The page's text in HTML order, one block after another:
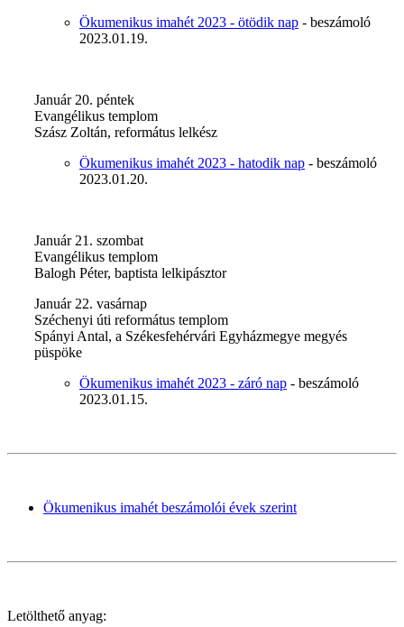
Ökumenikus imahét 2023 - ötödik nap - beszámoló
2023.01.19.
Január 20. péntek
Evangélikus templom
Szász Zoltán, református lelkész
Ökumenikus imahét 2023 - hatodik nap - beszámoló
2023.01.20.
Január 21. szombat
Evangélikus templom
Balogh Péter, baptista lelkipásztor
Január 22. vasárnap
Széchenyi úti református templom
Spányi Antal, a Székesfehérvári Egyházmegye megyés
püspöke
Ökumenikus imahét 2023 - záró nap - beszámoló
2023.01.15.
Ökumenikus imahét beszámolói évek szerint
Letölthető anyag: